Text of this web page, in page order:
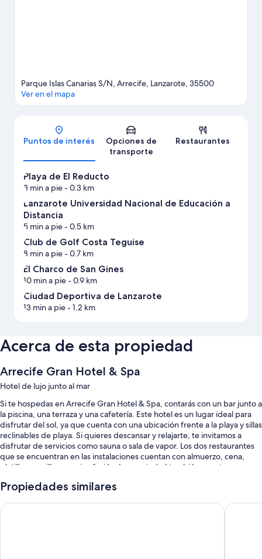
Mapa
Parque Islas Canarias S/N, Arrecife, Lanzarote, 35500
Ver en el mapa
Puntos de interés
Opciones de
transporte
Restaurantes
Playa de El Reducto
3 min a pie- 0.3 km
Lanzarote Universidad Nacional de Educación a
Distancia
5 min a pie- 0.5 km
Club de Golf Costa Teguise
8 min a pie- 0.7 km
El Charco de San Gines
10 min a pie- 0.9 km
Ciudad Deportiva de Lanzarote
13 min a pie- 1.2 km
Acerca de esta propiedad
Arrecife Gran Hotel & Spa
Hotel de lujo junto al mar
Si te hospedas en Arrecife Gran Hotel & Spa, contarás con un bar junto a
la piscina, una terraza y una cafetería. Este hotel es un lugar ideal para
disfrutar del sol, ya que cuenta con una ubicación frente a la playa y sillas
reclinables de playa. Si quieres descansar y relajarte, te invitamos a
disfrutar de servicios como sauna o sala de vapor. Los dos restaurantes
que se encuentran en las instalaciones cuentan con almuerzo, cena,
platillos sencillos y cocina fusión. La propiedad también cuenta con un
los huéspedes.
También disfrutarás de los siguientes beneficios:
Propiedades similares
Hotel Lancelot Hotel